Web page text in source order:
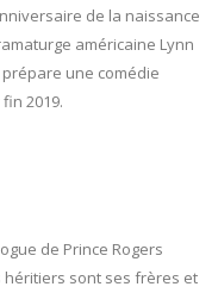
de la naissance
américaine Lynn
une comédie
2019.
de Prince Rogers
héritiers sont ses frères et